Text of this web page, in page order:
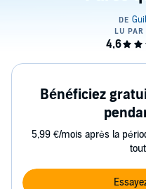
Bénéficiez
5,99 €/mois après la